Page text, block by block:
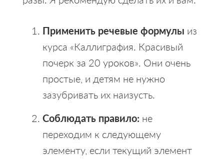
Применить речевые формулы из
курса «Каллиграфия. Красивый
почерк за 20 уроков». Они очень
простые, и детям не нужно
зазубривать их наизусть.
Соблюдать правило: не
переходим к следующему
элементу, если текущий элемент